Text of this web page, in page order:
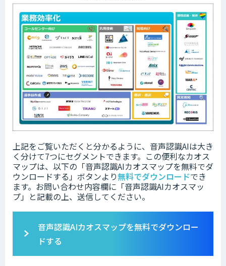
上記をご覧いただくと分かるように、音声認識AIは大き
く分けて7つにセグメントできます。この便利なカオス
マップは、以下の「音声認識AIカオスマップを無料でダ
ウンロードする」ボタンより無料でダウンロードでき
ます。 お問い合わせ内容欄に「音声認識AIカオスマッ
プ」と記載の上、送信してください。
音声認識AIカオスマップを無料でダウンロー
ドする